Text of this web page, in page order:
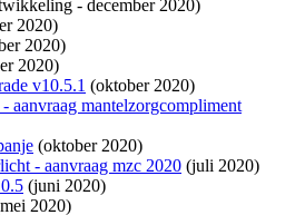
- december 2020)
2020)
2020)
2020)
v10.5.1 (oktober 2020)
aanvraag mantelzorgcompliment
(oktober 2020)
- aanvraag mzc 2020 (juli 2020)
(juni 2020)
2020)